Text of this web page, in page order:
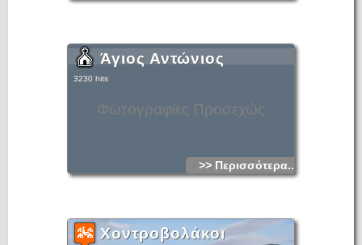
Φωτογραφίες Προσεχώς
Άγιος Αντώνιος
3230 hits
>> Περισσότερα...
Χοντροβολάκοι